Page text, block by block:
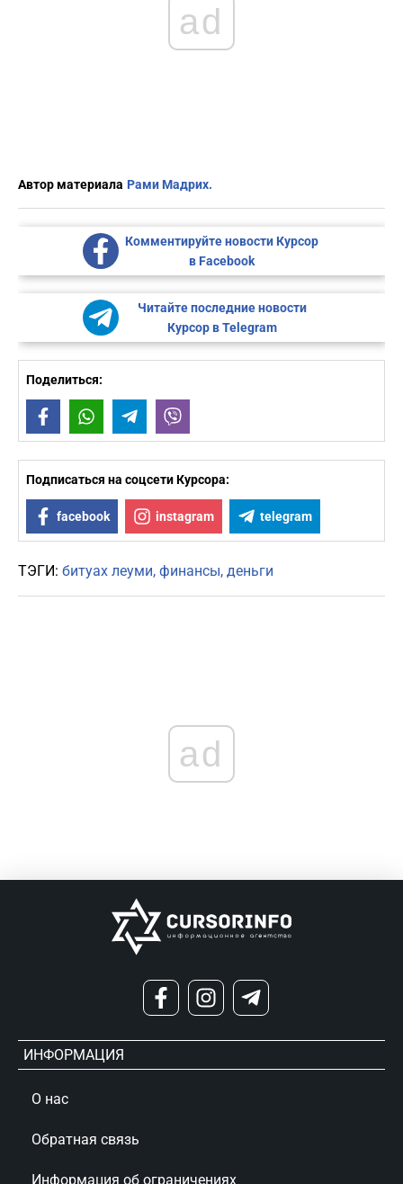
ad
Автор материала Рами Мадрих.
Комментируйте новости Курсор
в Facebook
Читайте последние новости
Курсор в Telegram
Поделиться:
FacebookWhatsAppTelegram
Подписаться на соцсети Курсора:
facebook instagram telegram
ТЭГИ: битуах леуми финансы деньги
ad
ИНФОРМАЦИЯ
О нас
Обратная связь
Информация об ограничениях